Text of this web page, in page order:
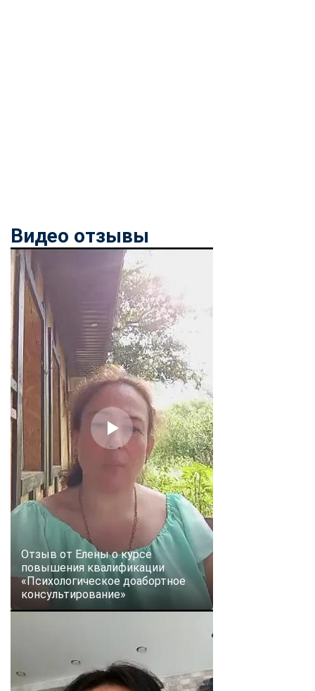
Видео отзывы
Отзыв от Елены о курсе
повышения квалификации
«Психологическое доабортное
консультирование»